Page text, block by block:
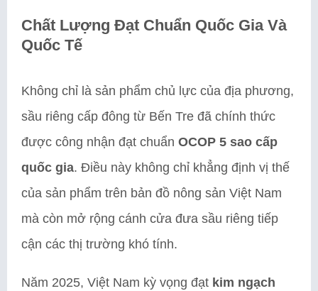
Chất Lượng Đạt Chuẩn Quốc Gia Và
Quốc Tế
Không chỉ là sản phẩm chủ lực của địa phương,
sầu riêng cấp đông từ Bến Tre đã chính thức
được công nhận đạt chuẩn OCOP 5 sao cấp
quốc gia. Điều này không chỉ khẳng định vị thế
của sản phẩm trên bản đồ nông sản Việt Nam
mà còn mở rộng cánh cửa đưa sầu riêng tiếp
cận các thị trường khó tính.
Năm 2025, Việt Nam kỳ vọng đạt kim ngạch